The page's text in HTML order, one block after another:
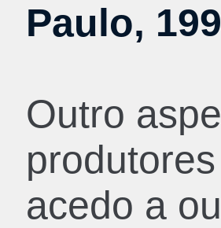
Paulo,
Outro
acedo a